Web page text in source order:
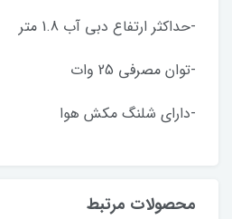
-حداکثر ارتفاع دبی آب 1.8 متر
-توان مصرفی 25 وات
-دارای شلنگ مکش هوا
محصولات مرتبط